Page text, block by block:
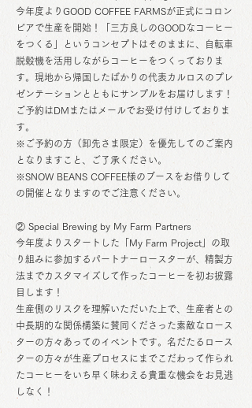
今年度よりGOOD COFFEE FARMSが正式にコロン
ビアで生産を開始！「三方良しのGOODなコーヒー
をつくる」というコンセプトはそのままに、自転車
脱穀機を活用しながらコーヒーをつくっておりま
す。現地から帰国したばかりの代表カルロスのプレ
ゼンテーションとともにサンプルをお届けします！
ご予約はDMまたはメールでお受け付けしておりま
す。
※ご予約の方（卸先さま限定）を優先してのご案内
となりますこと、ご了承ください。
※SNOW BEANS COFFEE様のブースをお借りして
の開催となりますのでご注意ください。
② Special Brewing by My Farm Partners
今年度よりスタートした「My Farm Project」の取
り組みに参加するパートナーロースターが、精製方
法までカスタマイズして作ったコーヒーを初お披露
目します！
生産側のリスクを理解いただいた上で、生産者との
中長期的な関係構築に賛同くださった素敵なロース
ターの方々あってのイベントです。名だたるロース
ターの方々が生産プロセスにまでこだわって作られ
たコーヒーをいち早く味わえる貴重な機会をお見逃
しなく！